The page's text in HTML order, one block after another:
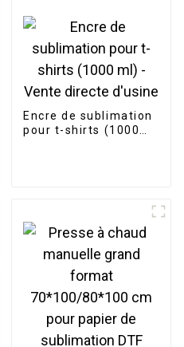
Encre de sublimation
pour t-shirts (1000